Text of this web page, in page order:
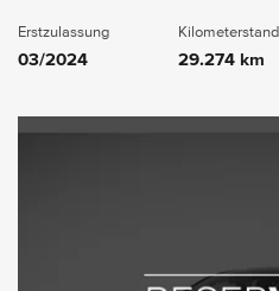
Erstzulassung
03/2024
Kilometerstand
29.274 km